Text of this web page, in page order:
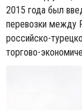
2015 года был
перевозки между
российско-
торгово-